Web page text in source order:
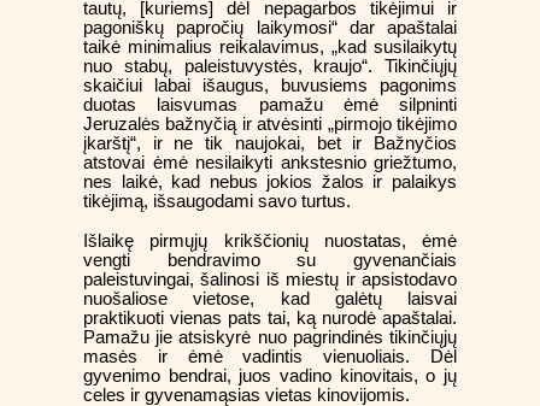
tautų, [kuriems] dėl nepagarbos tikėjimui ir
pagoniškų papročių laikymosi“ dar apaštalai
taikė minimalius reikalavimus, „kad susilaikytų
nuo stabų, paleistuvystės, kraujo“. Tikinčiųjų
skaičiui labai išaugus, buvusiems pagonims
duotas laisvumas pamažu ėmė silpninti
Jeruzalės bažnyčią ir atvėsinti „pirmojo tikėjimo
įkarštį“, ir ne tik naujokai, bet ir Bažnyčios
atstovai ėmė nesilaikyti ankstesnio griežtumo,
nes laikė, kad nebus jokios žalos ir palaikys
tikėjimą, išsaugodami savo turtus.
Išlaikę pirmųjų krikščionių nuostatas, ėmė
vengti bendravimo su gyvenančiais
paleistuvingai, šalinosi iš miestų ir apsistodavo
nuošaliose vietose, kad galėtų laisvai
praktikuoti vienas pats tai, ką nurodė apaštalai.
Pamažu jie atsiskyrė nuo pagrindinės tikinčiųjų
masės ir ėmė vadintis vienuoliais. Dėl
gyvenimo bendrai, juos vadino kinovitais, o jų
celes ir gyvenamąsias vietas kinovijomis.